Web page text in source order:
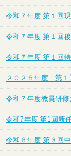
令和７年度 第１回
令和７年度 第１回
令和７年度 第１回
２０２５年度 第１
令和７年度教員研
令和7年度 第1回新
令和６年度 第３回